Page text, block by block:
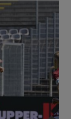
klare Ansage